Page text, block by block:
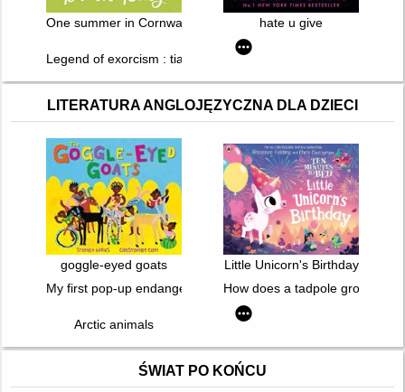
One summer in Cornwall hate u give
Legend of exorcism : tianbao fuyao lu. T. 2
LITERATURA ANGLOJĘZYCZNA DLA DZIECI
goggle-eyed goats
Little Unicorn's Birthday
My first pop-up endangered animalsHow does a tadpole grow : life
Arctic animals
ŚWIAT PO KOŃCU